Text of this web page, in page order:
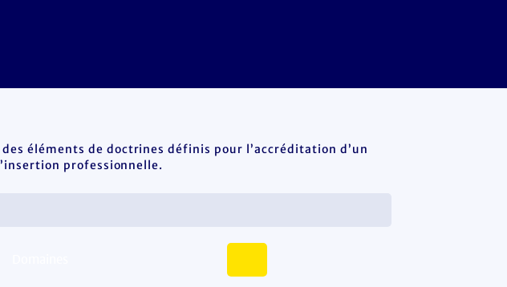
éléments de doctrines définis pour l’accréditation d’un
professionnelle.